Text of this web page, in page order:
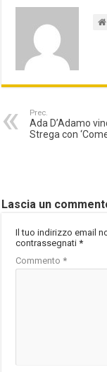
Prec.
Ada D’Adamo
Strega con
Lascia un
Il tuo indirizzo email
contrassegnati*
Commento*